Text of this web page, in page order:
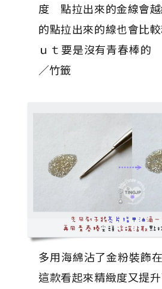
度 點拉出來的金線會越
的點拉出來的線也會比
ｕｔ要是沒有青春棒的
／竹籤
多用海綿沾了金粉裝飾
這款看起來精緻度又提